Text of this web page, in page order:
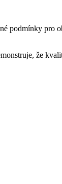
podmínky pro
že